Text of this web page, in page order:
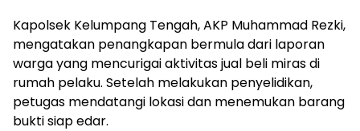
Kapolsek Kelumpang Tengah, AKP Muhammad Rezki,
mengatakan penangkapan bermula dari laporan
warga yang mencurigai aktivitas jual beli miras di
rumah pelaku. Setelah melakukan penyelidikan,
petugas mendatangi lokasi dan menemukan barang
bukti siap edar.